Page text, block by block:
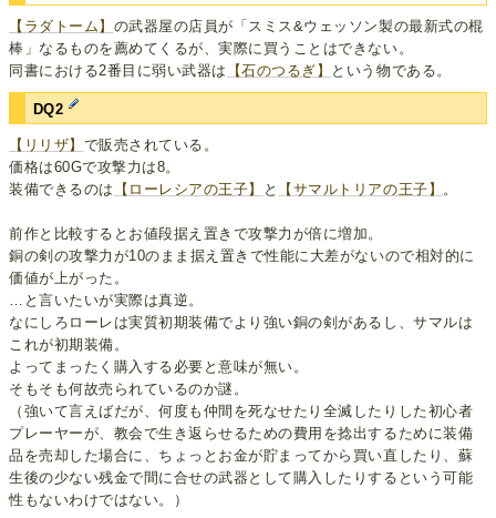
【ラダトーム】 の武器屋の店員が「スミス&ウェッソン製の最新式の棍
棒」なるものを薦めてくるが、実際に買うことはできない。
同書における2番目に弱い武器は
【石のつるぎ】 という物である。
DQ2
【リリザ】 で販売されている。
価格は60Gで攻撃力は8。
装備できるのは
【ローレシアの王子】 と 【サマルトリアの王子】 。
前作と比較するとお値段据え置きで攻撃力が倍に増加。
銅の剣の攻撃力が10のまま据え置きで性能に大差がないので相対的に
価値が上がった。
…と言いたいが実際は真逆。
なにしろローレは実質初期装備でより強い銅の剣があるし、サマルは
これが初期装備。
よってまったく購入する必要と意味が無い。
そもそも何故売られているのか謎。
（強いて言えばだが、何度も仲間を死なせたり全滅したりした初心者
プレーヤーが、教会で生き返らせるための費用を捻出するために装備
品を売却した場合に、ちょっとお金が貯まってから買い直したり、蘇
生後の少ない残金で間に合せの武器として購入したりするという可能
性もないわけではない。）